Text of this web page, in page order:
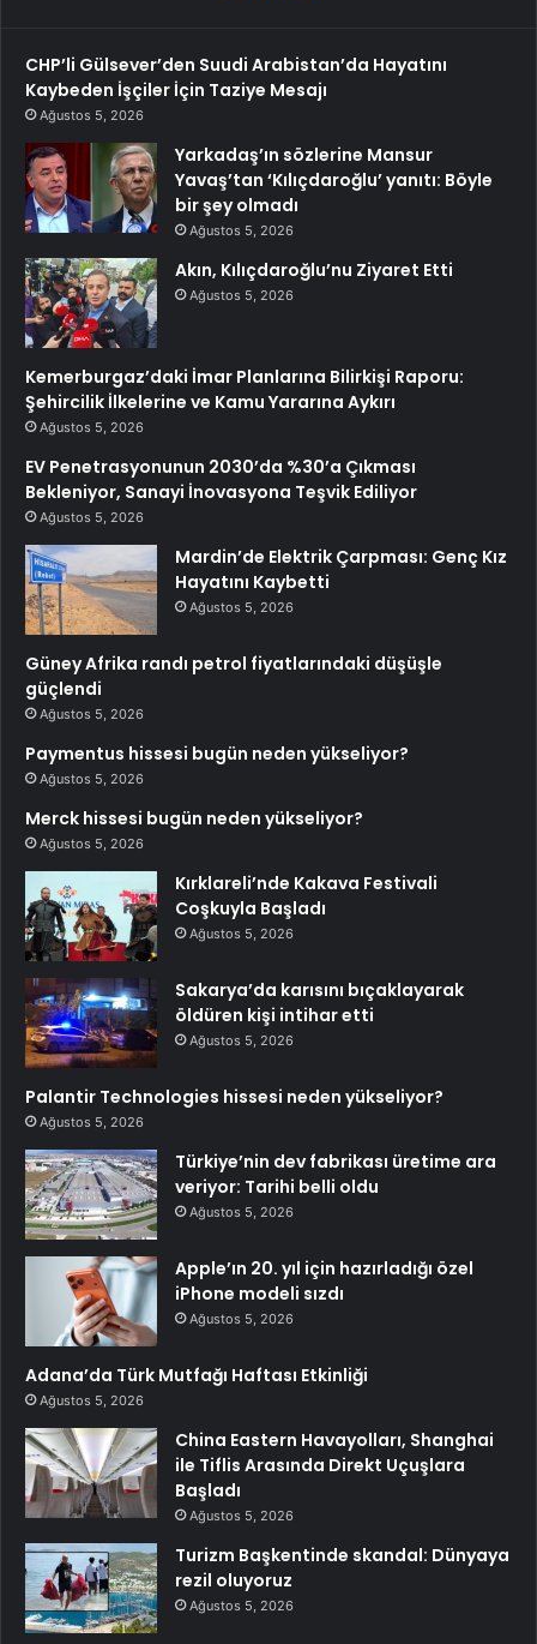
CHP’li Gülsever’den Suudi Arabistan’da Hayatını
Kaybeden İşçiler İçin Taziye Mesajı
Ağustos 5, 2026
Yarkadaş’ın sözlerine Mansur
Yavaş’tan ‘Kılıçdaroğlu’ yanıtı: Böyle
bir şey olmadı
Ağustos 5, 2026
Akın, Kılıçdaroğlu’nu Ziyaret Etti
Ağustos 5, 2026
Kemerburgaz’daki İmar Planlarına Bilirkişi Raporu:
Şehircilik İlkelerine ve Kamu Yararına Aykırı
Ağustos 5, 2026
EV Penetrasyonunun 2030’da %30’a Çıkması
Bekleniyor, Sanayi İnovasyona Teşvik Ediliyor
Ağustos 5, 2026
Mardin’de Elektrik Çarpması: Genç Kız
Hayatını Kaybetti
Ağustos 5, 2026
Güney Afrika randı petrol fiyatlarındaki düşüşle
güçlendi
Ağustos 5, 2026
Paymentus hissesi bugün neden yükseliyor?
Ağustos 5, 2026
Merck hissesi bugün neden yükseliyor?
Ağustos 5, 2026
Kırklareli’nde Kakava Festivali
Coşkuyla Başladı
Ağustos 5, 2026
Sakarya’da karısını bıçaklayarak
öldüren kişi intihar etti
Ağustos 5, 2026
Palantir Technologies hissesi neden yükseliyor?
Ağustos 5, 2026
Türkiye’nin dev fabrikası üretime ara
veriyor: Tarihi belli oldu
Ağustos 5, 2026
Apple’ın 20. yıl için hazırladığı özel
iPhone modeli sızdı
Ağustos 5, 2026
Adana’da Türk Mutfağı Haftası Etkinliği
Ağustos 5, 2026
China Eastern Havayolları, Shanghai
ile Tiflis Arasında Direkt Uçuşlara
Başladı
Ağustos 5, 2026
Turizm Başkentinde skandal: Dünyaya
rezil oluyoruz
Ağustos 5, 2026